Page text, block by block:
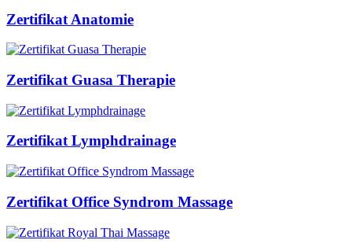
Zertifikat Anatomie
Zertifikat Guasa Therapie
Zertifikat Lymphdrainage
Zertifikat Office Syndrom Massage